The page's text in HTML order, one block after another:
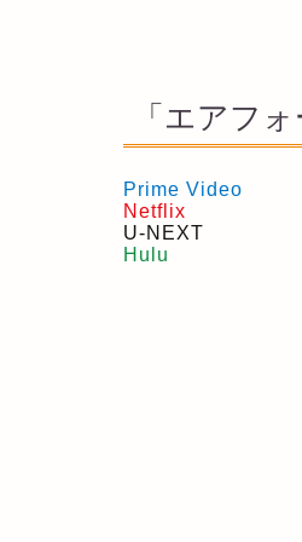
「エアフ
Prime Video
Netflix
U-NEXT
Hulu